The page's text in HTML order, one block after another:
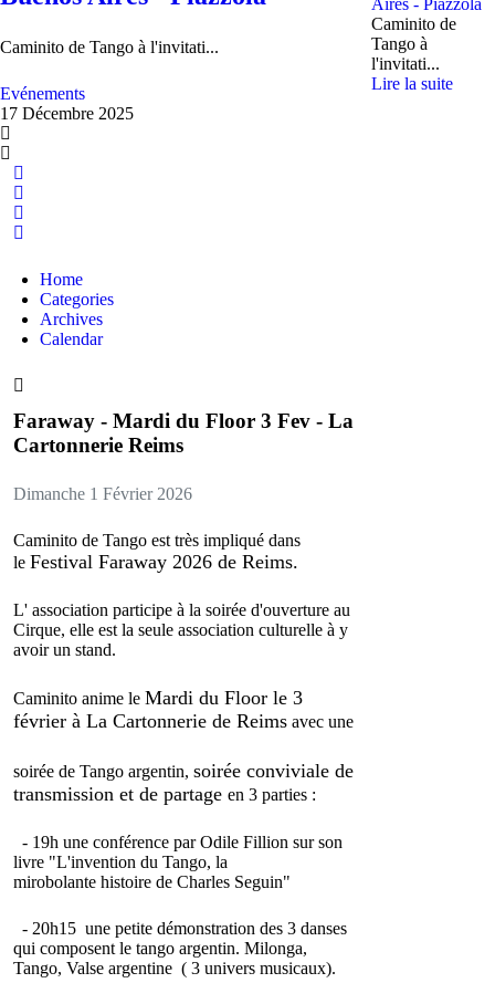
Caminito de Tango à l'invitati...
Evénements
17 Décembre 2025
Home
Categories
Archives
Calendar
Faraway - Mardi du Floor 3 Fev - La
Cartonnerie Reims
Dimanche 1 Février 2026
Caminito de Tango est très impliqué dans
le Festival Faraway 2026 de Reims.
L' association participe à la soirée d'ouverture au
Cirque, elle est la seule association culturelle à y
avoir un stand.
Caminito anime le Mardi du Floor le 3
février à La Cartonnerie de Reims avec une
soirée de Tango argentin, soirée conviviale de
transmission et de partage en 3 parties :
- 19h une conférence par Odile Fillion sur son
livre "L'invention du Tango, la
mirobolante histoire de Charles Seguin"
- 20h15 une petite démonstration des 3 danses
qui composent le tango argentin. Milonga,
Tango, Valse argentine ( 3 univers musicaux).
Aires - Piazzola
Caminito de
Tango à
l'invitati...
Lire la suite